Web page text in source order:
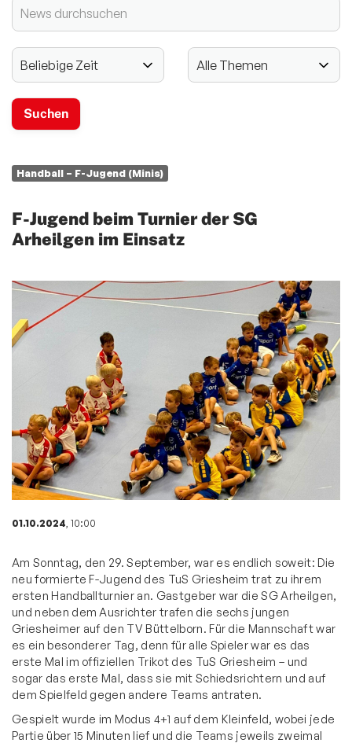
Handball – F-Jugend (Minis)
F-Jugend beim Turnier der SG
Arheilgen im Einsatz
01.10.2024 , 10:00
Am Sonntag, den 29. September, war es endlich soweit: Die
neu formierte F-Jugend des TuS Griesheim trat zu ihrem
ersten Handballturnier an. Gastgeber war die SG Arheilgen,
und neben dem Ausrichter trafen die sechs jungen
Griesheimer auf den TV Büttelborn. Für die Mannschaft war
es ein besonderer Tag, denn für alle Spieler war es das
erste Mal im offiziellen Trikot des TuS Griesheim – und
sogar das erste Mal, dass sie mit Schiedsrichtern und auf
dem Spielfeld gegen andere Teams antraten.
Gespielt wurde im Modus 4+1 auf dem Kleinfeld, wobei jede
Partie über 15 Minuten lief und die Teams jeweils zweimal
2024 - 125-jähriges Jubiläum
Mitglieder-Service
Verantwortung